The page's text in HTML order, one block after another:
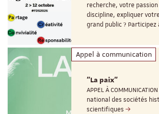
recherche, votre
discipline, expliquer
grand public ?
Appel à communication
"La paix"
APPEL À
national des sociétés
scientifiques